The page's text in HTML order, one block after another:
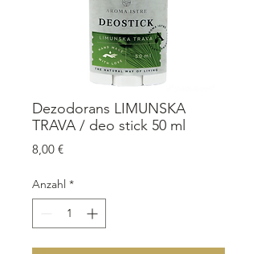
Dezodorans LIMUNSKA
TRAVA / deo stick 50 ml
8,00 €Preis
Anzahl *